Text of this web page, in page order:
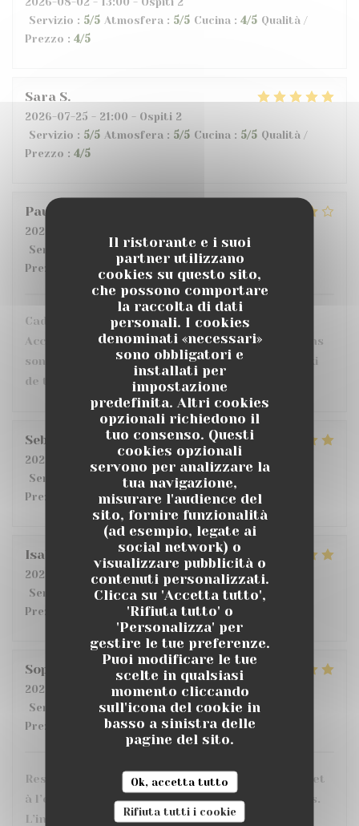
Il ristorante e i suoi
partner utilizzano
cookies su questo sito,
che possono comportare
la raccolta di dati
personali. I cookies
denominati «necessari»
sono obbligatori e
installati per
impostazione
predefinita. Altri cookies
opzionali richiedono il
tuo consenso. Questi
cookies opzionali
servono per analizzare la
tua navigazione,
misurare l'audience del
sito, fornire funzionalità
(ad esempio, legate ai
social network) o
visualizzare pubblicità o
contenuti personalizzati.
Clicca su 'Accetta tutto',
'Rifiuta tutto' o
'Personalizza' per
gestire le tue preferenze.
Puoi modificare le tue
scelte in qualsiasi
momento cliccando
sull'icona del cookie in
basso a sinistra delle
pagine del sito.
Ok, accetta tutto
Rifiuta tutti i cookie
Servizio : 5/5 Atmosfera : 5/5 Cucina : 4/5 Qualità /
Prezzo : 4/5
Sara S
2026-07-25 - 21:00 - Ospiti 2
Servizio : 5/5 Atmosfera : 5/5 Cucina : 5/5 Qualità /
Prezzo : 4/5
Pauline
2026-07-21
Servizio
Atmosfera : 5/5 Cucina: 5/5
Prezzo
Cadre en terrasse très sympa : dans la verdure
Accueil et service parfait Seul bémol : les portions
sont vraiment très petites ... (j'avais pris le tataki
de thon : minimaliste ...)
Sebastien
2026-07-17
Servizio
Atmosfera: 4/5 Cucina:
Prezzo
Isabelle
2026-07-14
- 19:30 - Ospiti 2
Servizio
/5 Atmosfera : 5/5 Cucina: 5/5
Prezzo
Sophie
2026-07-10
- 20:30 - Ospiti 3
Servizio
/5 Atmosfera: 5 /5 Cucina: 5 /5
Prezzo
Restaurant très sympa, personnel très agréable et
à l’écoute. Les plats sont très bons et bien servis.
L’intérieur est confortable avec le choix entre